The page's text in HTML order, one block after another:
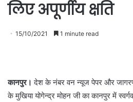
लिए अपूर्णीय क्षति
15/10/2021 1 minute read
कानपुर।देश के नंबर वन न्यूज पेपर और
के मुखिया योगेन्द्र मोहन जी का कानपुर में